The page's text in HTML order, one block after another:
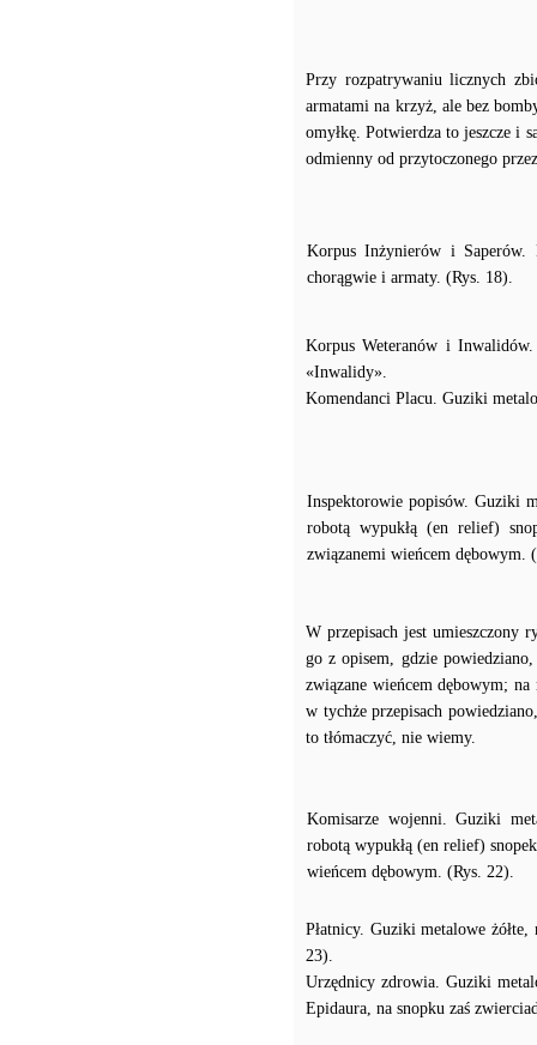
Przy rozpatrywaniu licznych
armatami na krzyż, ale bez
omyłkę. Potwierdza to jeszcze i
odmienny od przytoczonego
Korpus Inżynierów i Saperów.
chorągwie i armaty. (Rys. 18).
Korpus Weteranów i
«Inwalidy».
Komendanci Placu. Guziki
Inspektorowie popisów. Guziki
robotą wypukłą (en relief)
związanemi wieńcem dębowym.
W przepisach jest umieszczony
go z opisem, gdzie
związane wieńcem dębowym;
w tychże przepisach
to tłómaczyć, nie wiemy.
Komisarze wojenni. Guziki
robotą wypukłą (en relief)
wieńcem dębowym. (Rys. 22).
Płatnicy. Guziki metalowe
23).
Urzędnicy zdrowia. Guziki
Epidaura, na snopku zaś